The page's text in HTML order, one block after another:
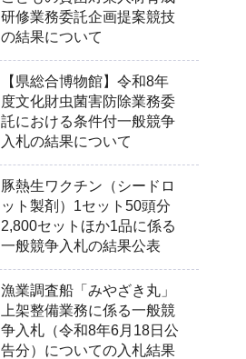
研修業務委託企画提案競技
の結果について
【県総合博物館】令和8年
度文化財虫菌害防除業務委
託における条件付一般競争
入札の結果について
豚熱生ワクチン（シードロ
ット製剤）1セット50頭分
2,800セットほか1品に係る
一般競争入札の結果公表
漁業調査船「みやざき丸」
上架整備業務に係る一般競
争入札（令和8年6月18日公
告分）についての入札結果